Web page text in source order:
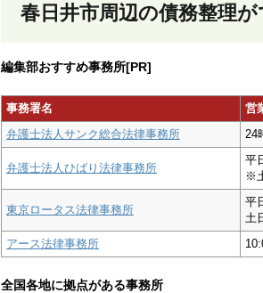
春日井市周辺の債務整理
編集部おすすめ事務所[PR]
事務署名 営
弁護士法人サンク総合法律事務所
24
弁護士法人ひばり法律事務所
平
※
東京ロータス法律事務所
平
土
アース法律事務所
全国各地に拠点がある事務所